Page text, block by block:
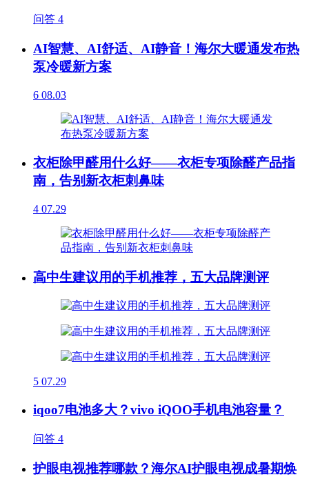
问答 4
AI智慧、AI舒适、AI静音！海尔大暖通发布热
泵冷暖新方案
6 08.03
衣柜除甲醛用什么好——衣柜专项除醛产品指
南，告别新衣柜刺鼻味
4 07.29
高中生建议用的手机推荐，五大品牌测评
5 07.29
iqoo7电池多大？vivo iQOO手机电池容量？
问答 4
护眼电视推荐哪款？海尔AI护眼电视成暑期焕